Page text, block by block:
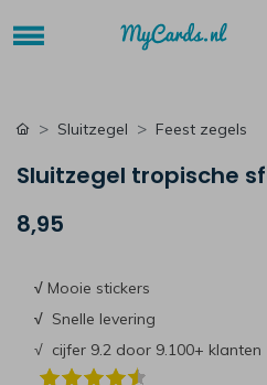
Sluitzegel Feest zegels
Sluitzegel tropische
8,95
√ Mooie stickers
√ Snelle levering
√ cijfer 9.2 door 9.100+ klanten